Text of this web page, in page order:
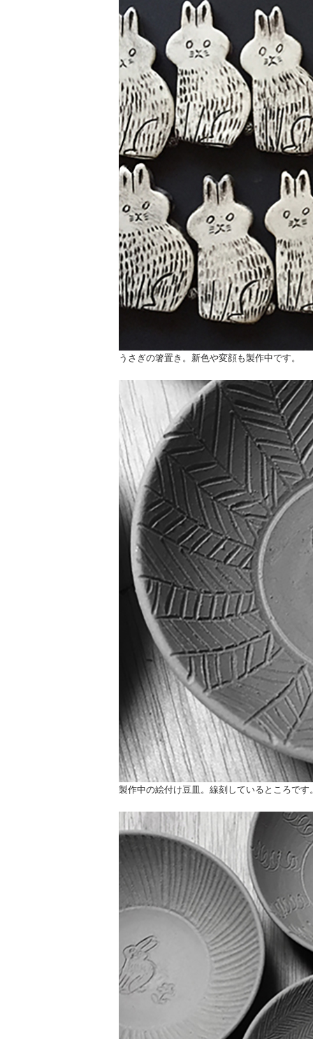
うさぎの箸置き。新色や変顔も製作中です。
製作中の絵付け豆皿。線刻しているところです